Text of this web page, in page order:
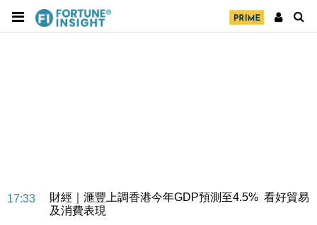
17:33
財經｜滙豐上調香港今年GDP預測至4.5% 看好貿易
及消費表現